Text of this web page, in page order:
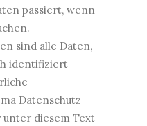
passiert, wenn
sind alle Daten,
identifiziert
Datenschutz
diesem Text